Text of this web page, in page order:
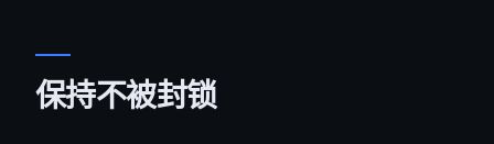
保持不被封锁